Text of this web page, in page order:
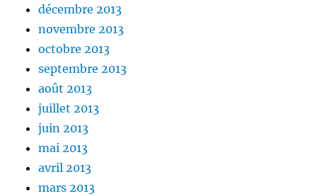
décembre 2013
novembre 2013
octobre 2013
septembre 2013
août 2013
juillet 2013
juin 2013
mai 2013
avril 2013
mars 2013